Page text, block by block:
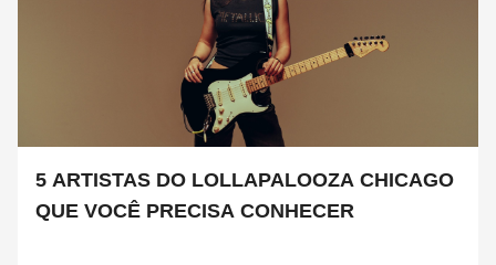
5 ARTISTAS DO LOLLAPALOOZA CHICAGO
QUE VOCÊ PRECISA CONHECER